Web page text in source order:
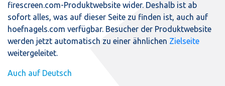
firescreen.com-Produktwebsite wider. Deshalb ist ab
sofort alles, was auf dieser Seite zu finden ist, auch auf
hoefnagels.com verfügbar. Besucher der Produktwebsite
werden jetzt automatisch zu einer ähnlichen Zielseite
weitergeleitet.
Auch auf Deutsch